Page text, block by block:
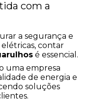
com a
a segurança e
contar
é essencial.
uma empresa
de energia e
soluções